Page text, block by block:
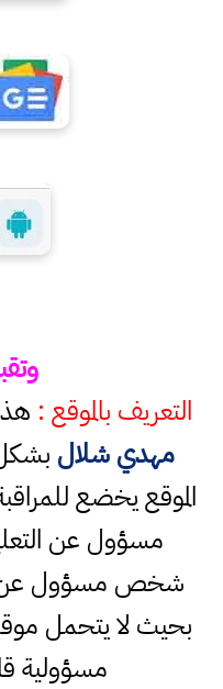
التعريف بالموقع :
مهدي شلال
الموقع يخضع
مسؤول عن
شخص مسؤول عن
بحيث لا يتحمل
مسؤولية